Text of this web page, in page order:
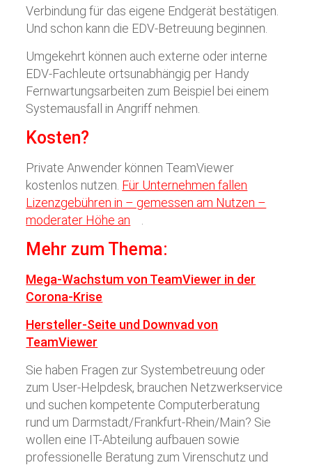
Verbindung für das eigene Endgerät bestätigen.
Und schon kann die EDV-Betreuung beginnen.
Umgekehrt können auch externe oder interne
EDV-Fachleute ortsunabhängig per Handy
Fernwartungsarbeiten zum Beispiel bei einem
Systemausfall in Angriff nehmen.
Kosten?
Private Anwender können TeamViewer
kostenlos nutzen. Für Unternehmen fallen
Lizenzgebühren in – gemessen am Nutzen –
moderater Höhe an
Mehr zum Thema:
Mega-Wachstum von TeamViewer in der
Corona-Krise
Hersteller-Seite und Downvad von
TeamViewer
Sie haben Fragen zur Systembetreuung oder
zum User-Helpdesk, brauchen Netzwerkservice
und suchen kompetente Computerberatung
rund um Darmstadt/Frankfurt-Rhein/Main? Sie
wollen eine IT-Abteilung aufbauen sowie
professionelle Beratung zum Virenschutz und